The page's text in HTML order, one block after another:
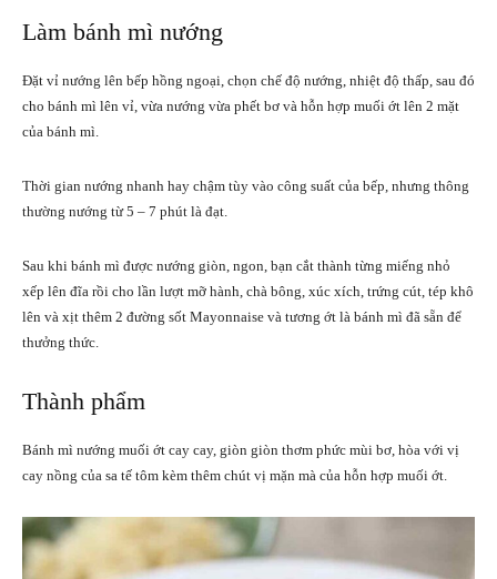
Làm bánh mì nướng
Đặt vỉ nướng lên bếp hồng ngoại, chọn chế độ nướng, nhiệt độ thấp, sau đó
cho bánh mì lên vỉ, vừa nướng vừa phết bơ và hỗn hợp muối ớt lên 2 mặt
của bánh mì.
Thời gian nướng nhanh hay chậm tùy vào công suất của bếp, nhưng thông
thường nướng từ 5 – 7 phút là đạt.
Sau khi bánh mì được nướng giòn, ngon, bạn cắt thành từng miếng nhỏ
xếp lên đĩa rồi cho lần lượt mỡ hành, chà bông, xúc xích, trứng cút, tép khô
lên và xịt thêm 2 đường sốt Mayonnaise và tương ớt là bánh mì đã sẵn để
thưởng thức.
Thành phẩm
Bánh mì nướng muối ớt cay cay, giòn giòn thơm phức mùi bơ, hòa với vị
cay nồng của sa tế tôm kèm thêm chút vị mặn mà của hỗn hợp muối ớt.